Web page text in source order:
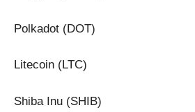
Polkadot (DOT)
Litecoin (LTC)
Shiba Inu (SHIB)